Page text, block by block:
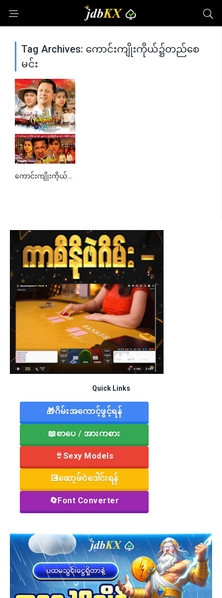
Tag Archives: ကောင်းကျိုးကိုယ်၌တည်စေ
မင်း
0
ကောင်းကျိုးကိုယ်၌တည်စေမင်း
Quick Links
🎁ဂိမ်းအကောင့်ဖွင့်ရန်
📖စာပေ / အားကစား
👙Sexy Models
💽ဆော့ဖ်ဝဲဒေါင်းရန်
🔄Font Converter